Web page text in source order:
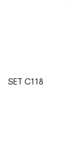
SET C118